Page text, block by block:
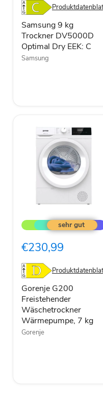
Dry
EEK:
C
Samsung 9 kg
Trockner DV5000D
Optimal Dry EEK: C
Samsung
G200
Freistehender
Wärmepumpe,
kg
€230,99
Gorenje G200
Freistehender
Wäschetrockner
Wärmepumpe, 7 kg
Gorenje